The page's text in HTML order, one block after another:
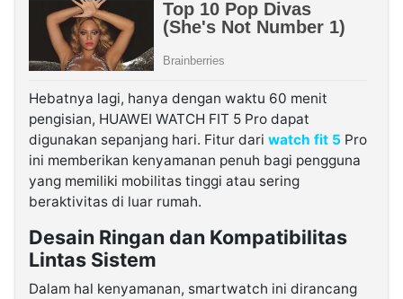
Hebatnya lagi, hanya dengan waktu 60 menit
pengisian, HUAWEI WATCH FIT 5 Pro dapat
digunakan sepanjang hari. Fitur dari watch fit 5 Pro
ini memberikan kenyamanan penuh bagi pengguna
yang memiliki mobilitas tinggi atau sering
beraktivitas di luar rumah.
Desain Ringan dan Kompatibilitas
Lintas Sistem
Dalam hal kenyamanan, smartwatch ini dirancang